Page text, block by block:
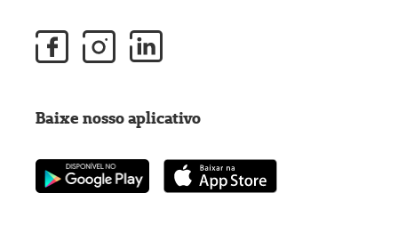
Baixe nosso aplicativo